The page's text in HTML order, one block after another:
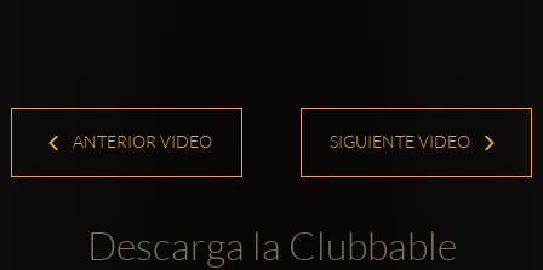
ANTERIOR VIDEO SIGUIENTE VIDEO
Descarga la Clubbable